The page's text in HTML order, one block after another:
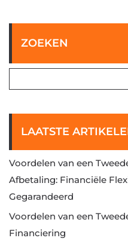
ZOEKEN
LAATSTE
Voordelen van een
Afbetaling: Financiële
Gegarandeerd
Voordelen van een
Financiering